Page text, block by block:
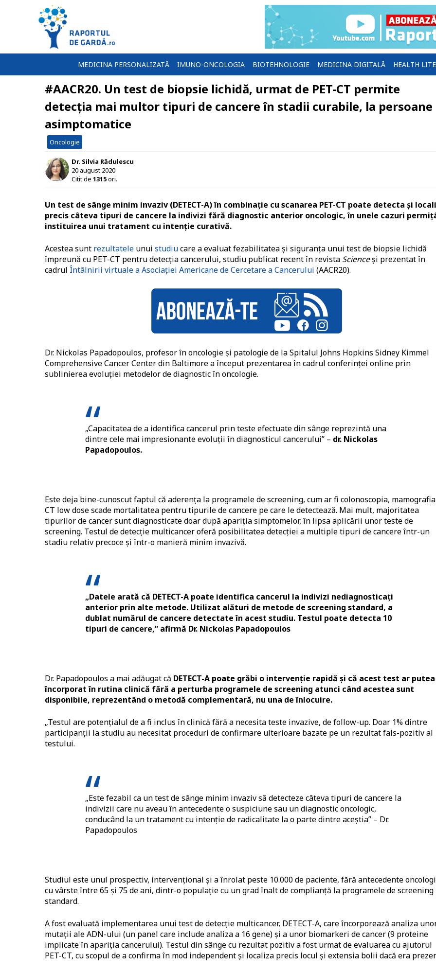
MEDICINA PERSONALIZATĂ IMUNO-ONCOLOGIA BIOTEHNOLOGIE MEDICINA DIGITALĂ HEALTH
#AACR20. Un test de biopsie lichidă, urmat de PET-CT permite
detecția mai multor tipuri de cancere în stadii curabile, la persoane
asimptomatice
Oncologie
Dr. Silvia Rădulescu
20 august 2020
Citit de 1315ori.
Un test de sânge minim invaziv (DETECT-A) în combinație cu scanarea PET-CT poate detecta și
precis câteva tipuri de cancere la indivizi fără diagnostic anterior oncologic, în unele cazuri
instituirea unui tratament cu intenție curativă.
Acestea sunt rezultatele unui studiucare a evaluat fezabilitatea și siguranța unui test de biopsie lichidă
împreună cu PET-CT pentru detecția cancerului, studiu publicat recent în revista Scienceși prezentat în
cadrul Întâlnirii virtuale a Asociației Americane de Cercetare a Cancerului (AACR20).
Dr. Nickolas Papadopoulos, profesor în oncologie și patologie de la Spitalul Johns Hopkins Sidney Kimmel
Comprehensive Cancer Center din Baltimore a început prezentarea în cadrul conferinței online prin
sublinierea evoluției metodelor de diagnostic în oncologie.
„Capacitatea de a identifica cancerul prin teste efectuate din sânge reprezintă una
dintre cele mai impresionante evoluții în diagnosticul cancerului” – dr. Nickolas
Papadopoulos.
Este deja bine-cunoscut faptul că aderența la programele de screening, cum ar fi colonoscopia,
CT low dose scade mortalitatea pentru tipurile de cancere pe care le detectează. Mai mult, majoritatea
tipurilor de cancer sunt diagnosticate doar după apariția simptomelor, în lipsa aplicării unor teste de
screening. Testul de detecție multicancer oferă posibilitatea detecției a multiple tipuri de cancere într-un
stadiu relativ precoce și într-o manieră minim invazivă.
„Datele arată că DETECT-A poate identifica cancerul la indivizi nediagnosticați
anterior prin alte metode. Utilizat alături de metode de screening standard, a
dublat numărul de cancere detectate în acest studiu. Testul poate detecta 10
tipuri de cancere,” afirmă Dr. Nickolas Papadopoulos
Dr. Papadopoulos a mai adăugat că DETECT-A poate grăbi o intervenție rapidă și că acest test ar
încorporat în rutina clinică fără a perturba programele de screening atunci când acestea sunt
disponibile, reprezentând o metodă complementară, nu una de înlocuire.
„Testul are potențialul de a fi inclus în clinică fără a necesita teste invazive, de follow-up. Doar 1% dintre
participanții la studiu au necesitat proceduri de confirmare ulterioare bazate pe un rezultat fals-pozitiv al
testului.
„Este fezabil ca un test de sânge minim invaziv să detecteze câteva tipuri de cancere la
indivizii care nu aveau în antecedente o suspiciune sau un diagnostic oncologic,
conducând la un tratament cu intenție de radicalitate la o parte dintre aceștia” – Dr.
Papadopoulos
Studiul este unul prospectiv, intervențional și a înrolat peste 10.000 de paciente, fără antecedente
cu vârste între 65 și 75 de ani, dintr-o populație cu un grad înalt de complianță la programele de screening
standard.
A fost evaluată implementarea unui test de detecție multicancer, DETECT-A, care încorporează analiza
mutații ale ADN-ului (un panel care include analiza a 16 gene) și a unor biomarkeri de cancer (9 proteine
implicate în apariția cancerului). Testul din sânge cu rezultat pozitiv a fost urmat de evaluarea cu ajutorul
PET-CT, cu scopul de a confirma în mod independent și localiza precis locul și extensia bolii dacă era